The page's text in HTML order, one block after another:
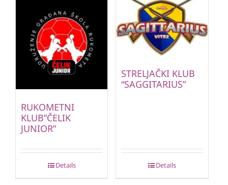
RUKOMETNI
KLUB”ČELIK
JUNIOR”
Details
STRELJAČKI KLUB
“SAGGITARIUS”
Details